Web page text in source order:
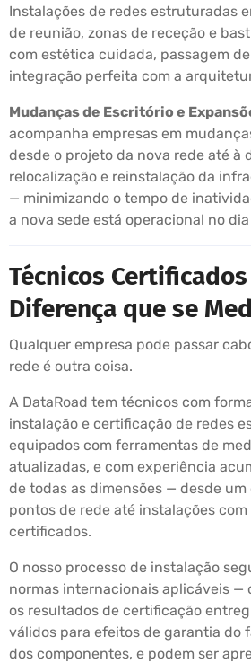
Instalações de redes estruturadas
de reunião, zonas de receção e
com estética cuidada, passagem
integração perfeita com a
Mudanças de Escritório e
acompanha empresas em
desde o projeto da nova rede até à
relocalização e reinstalação da
— minimizando o tempo de
a nova sede está operacional no
Técnicos
Diferença que se
Qualquer empresa pode passar
rede é outra coisa.
A DataRoad tem técnicos com
instalação e certificação de redes
equipados com ferramentas de
atualizadas, e com experiência
de todas as dimensões — desde um
pontos de rede até instalações
certificados.
O nosso processo de instalação
normas internacionais aplicáveis —
os resultados de certificação
válidos para efeitos de garantia do
dos componentes, e podem ser